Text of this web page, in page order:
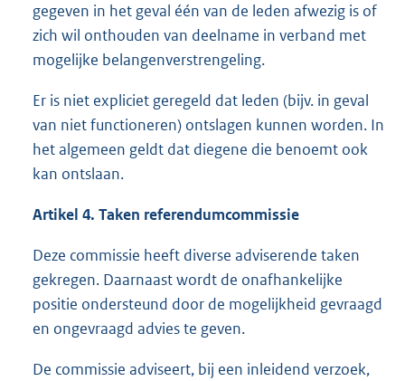
gegeven in het geval één van de leden afwezig is of
zich wil onthouden van deelname in verband met
mogelijke belangenverstrengeling.
Er is niet expliciet geregeld dat leden (bijv. in geval
van niet functioneren) ontslagen kunnen worden. In
het algemeen geldt dat diegene die benoemt ook
kan ontslaan.
Artikel 4. Taken referendumcommissie
Deze commissie heeft diverse adviserende taken
gekregen. Daarnaast wordt de onafhankelijke
positie ondersteund door de mogelijkheid gevraagd
en ongevraagd advies te geven.
De commissie adviseert, bij een inleidend verzoek,